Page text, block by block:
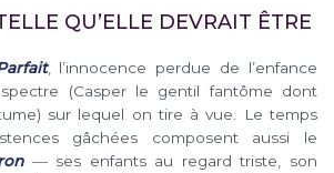
QU’ELLE DEVRAIT ÊTRE
, l’innocence perdue de l’enfance
spectre (Casper le gentil fantôme dont
sur lequel on tire à vue. Le temps
gâchées composent aussi le
― ses enfants au regard triste, son